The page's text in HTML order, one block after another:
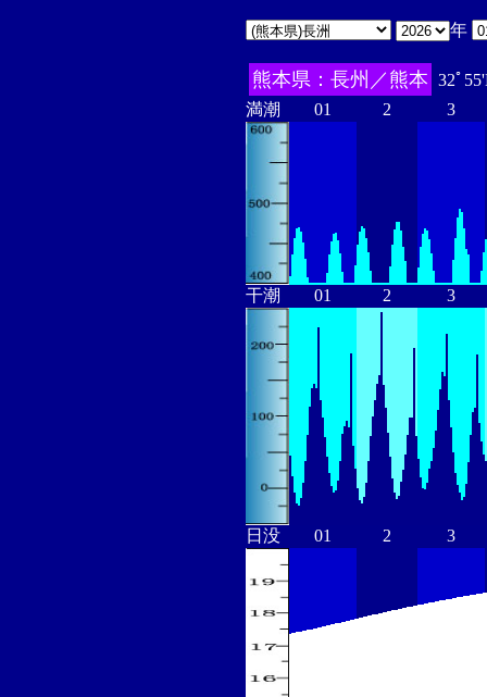
年
熊本県：長州／熊本 32ﾟ
満潮
01 2 3
干潮 01 2 3
日没 01 2 3